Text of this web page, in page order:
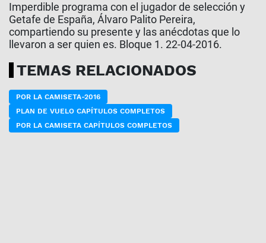
Imperdible programa con el jugador de selección y
Getafe de España, Álvaro Palito Pereira,
compartiendo su presente y las anécdotas que lo
llevaron a ser quien es. Bloque 1. 22-04-2016.
TEMAS RELACIONADOS
POR LA CAMISETA-2016
PLAN DE VUELO CAPÍTULOS COMPLETOS
POR LA CAMISETA CAPÍTULOS COMPLETOS